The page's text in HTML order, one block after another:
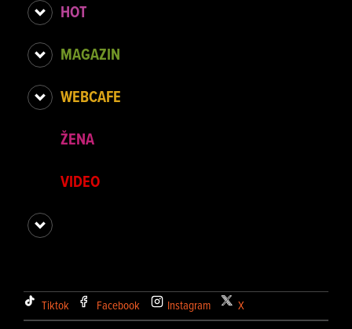
HOT
MAGAZIN
WEBCAFE
ŽENA
VIDEO
Tiktok Facebook Instagram X